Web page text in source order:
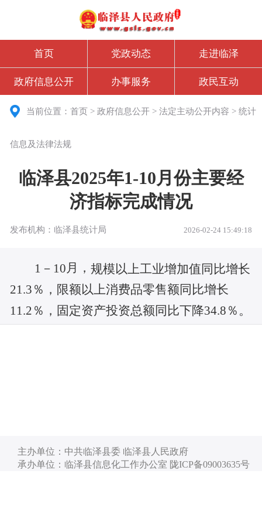
首页 党政动态 走进临泽
政府信息公开 办事服务 政民互动
当前位置：首页 >政府信息公开 >法定主动公开内容 >统计
信息及法律法规
临泽县2025年1-10月份主要经
济指标完成情况
发布机构：临泽县统计局 2026-02-24 15:49:18
1－10 月，规模以上工业增加值同比增长
21.3％，限额以上消费品零售额同比增长
11.2％，固定资产投资总额同比下降34.8％。
主办单位：中共临泽县委 临泽县人民政府
承办单位：临泽县信息化工作办公室 陇ICP备09003635号